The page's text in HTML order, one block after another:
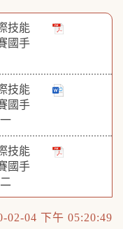
技能
國手
技能
國手
技能
國手
02-04 下午 05:20:49